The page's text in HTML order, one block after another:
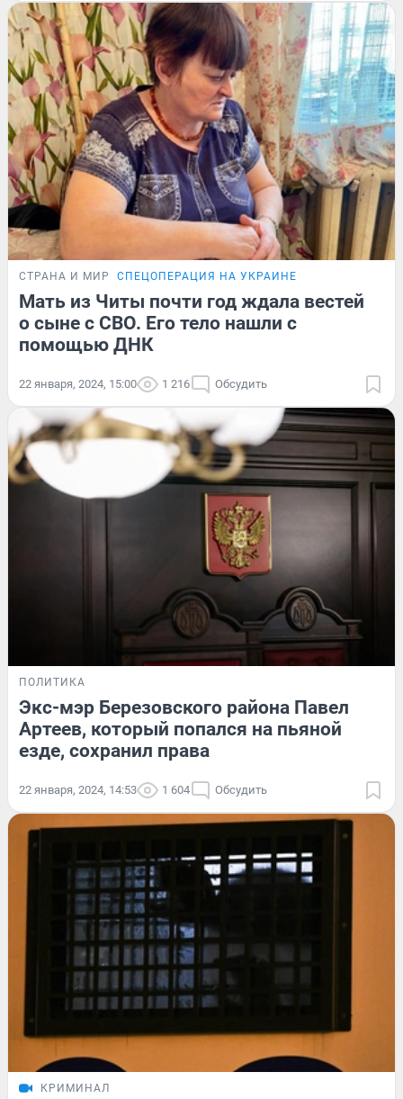
СТРАНА И МИР СПЕЦОПЕРАЦИЯ НА УКРАИНЕ
Мать из Читы почти год ждала вестей
о сыне с СВО. Его тело нашли с
помощью ДНК
22 января, 2024, 15:00 1 216 Обсудить
ПОЛИТИКА
Экс-мэр Березовского района Павел
Артеев, который попался на пьяной
езде, сохранил права
22 января, 2024, 14:53 1 604 Обсудить
КРИМИНАЛ